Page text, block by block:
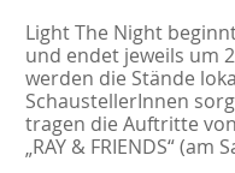
Light The Night
und endet jeweils um
werden die Stände
SchaustellerInnen
tragen die Auftritte von
„RAY & FRIENDS“